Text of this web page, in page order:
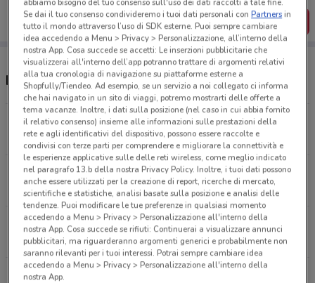
SCARICA L’APP
Negozi Primigi a Teverola
Via Napoli, 3 Carinaro
765 m
Zona Asi Teverola
2.5 km
APERTO
Via Belvedere, 27 Aversa
3.1 km
Via Sorrento, 10 Aversa
Se dai il tuo consenso condivideremo i tuoi dati personali conPartnersin
tutto il mondo attraverso l’uso di SDK esterne. Puoi sempre cambiare
idea accedendo a Menu > Privacy > Personalizzazione, all’interno della
nostra App. Cosa succede se accetti: Le inserzioni pubblicitarie che
visualizzerai all'interno dell’app potranno trattare di argomenti relativi
alla tua cronologia di navigazione su piattaforme esterne a
Shopfully/Tiendeo. Ad esempio, se un servizio a noi collegato ci informa
che hai navigato in un sito di viaggi, potremo mostrarti delle offerte a
tema vacanze. Inoltre, i dati sulla posizione (nel caso in cui abbia fornito
il relativo consenso) insieme alle informazioni sulle prestazioni della
rete e agli identificativi del dispositivo, possono essere raccolte e
condivisi con terze parti per comprendere e migliorare la connettività e
le esperienze applicative sulle delle reti wireless, come meglio indicato
nel paragrafo 13.b della nostra Privacy Policy. Inoltre, i tuoi dati possono
anche essere utilizzati per la creazione di report, ricerche di mercato,
scientifiche e statistiche, analisi basate sulla posizione e analisi delle
tendenze. Puoi modificare le tue preferenze in qualsiasi momento
accedendo a Menu > Privacy > Personalizzazione all'interno della
nostra App. Cosa succede se rifiuti: Continuerai a visualizzare annunci
pubblicitari, ma riguarderanno argomenti generici e probabilmente non
saranno rilevanti per i tuoi interessi. Potrai sempre cambiare idea
accedendo a Menu > Privacy > Personalizzazione all'interno della
nostra App.